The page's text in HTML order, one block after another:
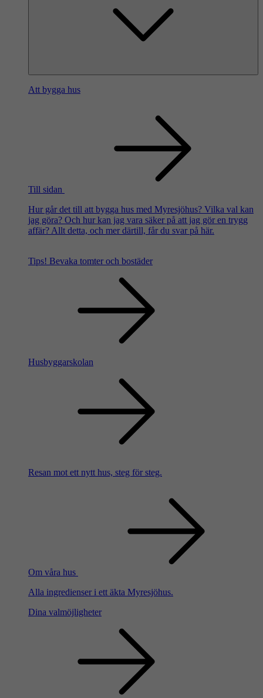
Att bygga hus
Till sidan
Hur går det till att bygga hus med Myresjöhus? Vilka val kan
jag göra? Och hur kan jag vara säker på att jag gör en trygg
affär? Allt detta, och mer därtill, får du svar på här.
Tips! Bevaka tomter och bostäder
Husbyggarskolan
Resan mot ett nytt hus, steg för steg.
Om våra hus
Alla ingredienser i ett äkta Myresjöhus.
Dina valmöjligheter